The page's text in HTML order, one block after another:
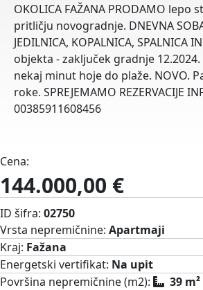
OKOLICA FAŽANA PRODAMO lepo
pritličju novogradnje. DNEVNA
JEDILNICA, KOPALNICA, SPALNICA
objekta - zaključek gradnje
nekaj minut hoje do plaže. NOVO.
roke. SPREJEMAMO REZERVACIJE
00385911608456
Cena:
144.000,00 €
ID šifra: 02750
Vrsta nepremičnine: Apartmaji
Kraj: Fažana
Energetski vertifikat: Na upit
Površina nepremičnine (m2):
39 m²